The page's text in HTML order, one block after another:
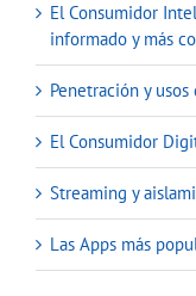
El Consumidor
informado y más
Penetración y
El Consumidor
Streaming y
Las Apps más